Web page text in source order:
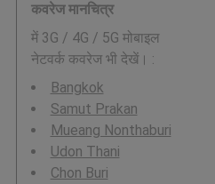
कवरेज मानचित्र
में 3G / 4G / 5G मोबाइल
नेटवर्क कवरेज भी देखें। :
Bangkok
Samut Prakan
Mueang Nonthaburi
Udon Thani
Chon Buri